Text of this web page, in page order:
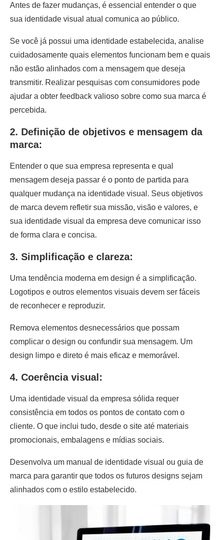
Antes de fazer mudanças, é essencial entender o que
sua identidade visual atual comunica ao público.
Se você já possui uma identidade estabelecida, analise
cuidadosamente quais elementos funcionam bem e quais
não estão alinhados com a mensagem que deseja
transmitir. Realizar pesquisas com consumidores pode
ajudar a obter feedback valioso sobre como sua marca é
percebida.
2. Definição de objetivos e mensagem da
marca:
Entender o que sua empresa representa e qual
mensagem deseja passar é o ponto de partida para
qualquer mudança na identidade visual. Seus objetivos
de marca devem refletir sua missão, visão e valores, e
sua identidade visual da empresa deve comunicar isso
de forma clara e concisa.
3. Simplificação e clareza:
Uma tendência moderna em design é a simplificação.
Logotipos e outros elementos visuais devem ser fáceis
de reconhecer e reproduzir.
Remova elementos desnecessários que possam
complicar o design ou confundir sua mensagem. Um
design limpo e direto é mais eficaz e memorável.
4. Coerência visual:
Uma identidade visual da empresa sólida requer
consistência em todos os pontos de contato com o
cliente. O que inclui tudo, desde o site até materiais
promocionais, embalagens e mídias sociais.
Desenvolva um manual de identidade visual ou guia de
marca para garantir que todos os futuros designs sejam
alinhados com o estilo estabelecido.